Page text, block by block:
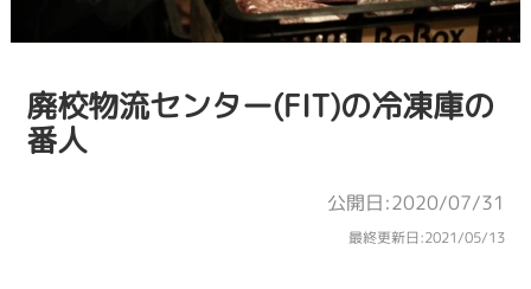
廃校物流センター(FIT)の冷凍庫の
番人
公開日:2020/07/31
最終更新日:2021/05/13